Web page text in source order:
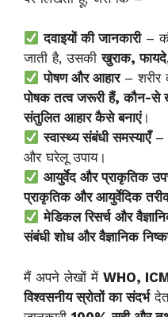
दवाइयों की जानकारी–
जाती है, उसकीखुराक,
पोषण और आहार– शरीर
पोषक तत्व जरूरी हैं, कौन-से
संतुलित आहार कैसे बनाएं।
स्वास्थ्य संबंधी समस्याएँ–
और घरेलू उपाय।
आयुर्वेद और प्राकृतिक
प्राकृतिक और आयुर्वेदिक
मेडिकल रिसर्च और
संबंधी शोध और वैज्ञानिक
मैं अपने लेखों में WHO,
विश्वसनीय स्रोतों का संदर्भ